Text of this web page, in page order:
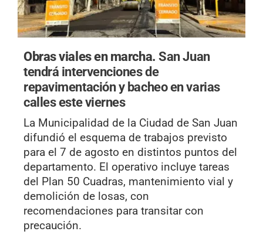
Obras viales en marcha.San Juan
tendrá intervenciones de
repavimentación y bacheo en varias
calles este viernes
La Municipalidad de la Ciudad de San Juan
difundió el esquema de trabajos previsto
para el 7 de agosto en distintos puntos del
departamento. El operativo incluye tareas
del Plan 50 Cuadras, mantenimiento vial y
demolición de losas, con
recomendaciones para transitar con
precaución.